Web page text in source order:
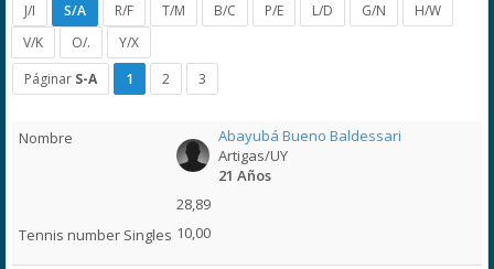
J/I S/A R/F T/M B/C P/E L/D G/N
H/W
V/K
O/.
Y/X
Páginar S-A 1 2 3
Abayubá Bueno Baldessari
Artigas/UY
21 Años
28,89
10,00